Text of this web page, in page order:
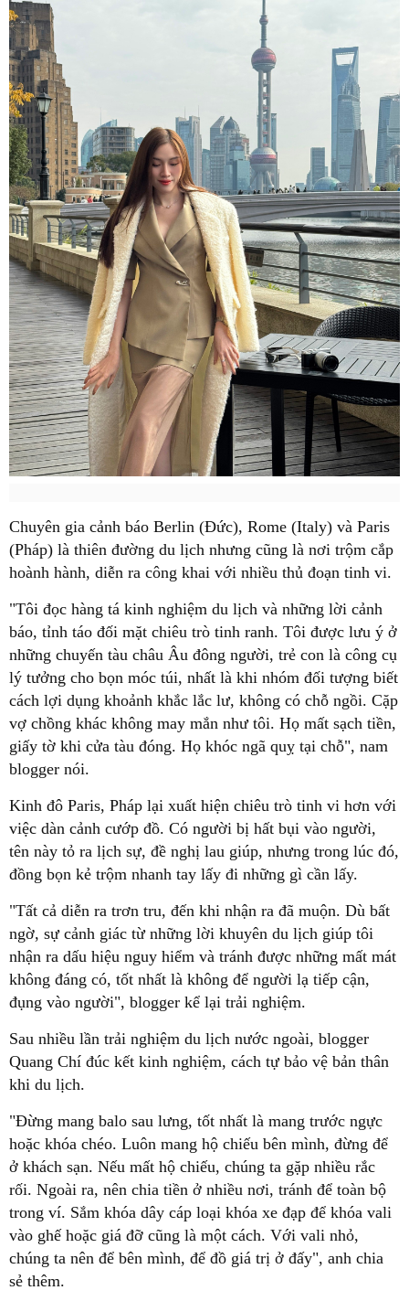
Chuyên gia cảnh báo Berlin (Đức), Rome (Italy) và Paris
(Pháp) là thiên đường du lịch nhưng cũng là nơi trộm cắp
hoành hành, diễn ra công khai với nhiều thủ đoạn tinh vi.
"Tôi đọc hàng tá kinh nghiệm du lịch và những lời cảnh
báo, tỉnh táo đối mặt chiêu trò tinh ranh. Tôi được lưu ý ở
những chuyến tàu châu Âu đông người, trẻ con là công cụ
lý tưởng cho bọn móc túi, nhất là khi nhóm đối tượng biết
cách lợi dụng khoảnh khắc lắc lư, không có chỗ ngồi. Cặp
vợ chồng khác không may mắn như tôi. Họ mất sạch tiền,
giấy tờ khi cửa tàu đóng. Họ khóc ngã quỵ tại chỗ", nam
blogger nói.
Kinh đô Paris, Pháp lại xuất hiện chiêu trò tinh vi hơn với
việc dàn cảnh cướp đồ. Có người bị hất bụi vào người,
tên này tỏ ra lịch sự, đề nghị lau giúp, nhưng trong lúc đó,
đồng bọn kẻ trộm nhanh tay lấy đi những gì cần lấy.
"Tất cả diễn ra trơn tru, đến khi nhận ra đã muộn. Dù bất
ngờ, sự cảnh giác từ những lời khuyên du lịch giúp tôi
nhận ra dấu hiệu nguy hiểm và tránh được những mất mát
không đáng có, tốt nhất là không để người lạ tiếp cận,
đụng vào người", blogger kể lại trải nghiệm.
Sau nhiều lần trải nghiệm du lịch nước ngoài, blogger
Quang Chí đúc kết kinh nghiệm, cách tự bảo vệ bản thân
khi du lịch.
"Đừng mang balo sau lưng, tốt nhất là mang trước ngực
hoặc khóa chéo. Luôn mang hộ chiếu bên mình, đừng để
ở khách sạn. Nếu mất hộ chiếu, chúng ta gặp nhiều rắc
rối. Ngoài ra, nên chia tiền ở nhiều nơi, tránh để toàn bộ
trong ví. Sắm khóa dây cáp loại khóa xe đạp để khóa vali
vào ghế hoặc giá đỡ cũng là một cách. Với vali nhỏ,
chúng ta nên để bên mình, để đồ giá trị ở đấy", anh chia
sẻ thêm.